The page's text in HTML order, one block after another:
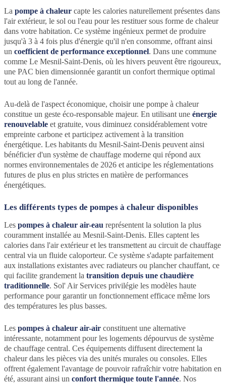
La pompe à chaleur capte les calories naturellement présentes dans
l'air extérieur, le sol ou l'eau pour les restituer sous forme de chaleur
dans votre habitation. Ce système ingénieux permet de produire
jusqu'à 3 à 4 fois plus d'énergie qu'il n'en consomme, offrant ainsi
un coefficient de performance exceptionnel. Dans une commune
comme Le Mesnil-Saint-Denis, où les hivers peuvent être rigoureux,
une PAC bien dimensionnée garantit un confort thermique optimal
tout au long de l'année.
Au-delà de l'aspect économique, choisir une pompe à chaleur
constitue un geste éco-responsable majeur. En utilisant une énergie
renouvelable et gratuite, vous diminuez considérablement votre
empreinte carbone et participez activement à la transition
énergétique. Les habitants du Mesnil-Saint-Denis peuvent ainsi
bénéficier d'un système de chauffage moderne qui répond aux
normes environnementales de 2026 et anticipe les réglementations
futures de plus en plus strictes en matière de performances
énergétiques.
Les différents types de pompes à chaleur disponibles
Les pompes à chaleur air-eau représentent la solution la plus
couramment installée au Mesnil-Saint-Denis. Elles captent les
calories dans l'air extérieur et les transmettent au circuit de chauffage
central via un fluide caloporteur. Ce système s'adapte parfaitement
aux installations existantes avec radiateurs ou plancher chauffant, ce
qui facilite grandement la transition depuis une chaudière
traditionnelle. Sol' Air Services privilégie les modèles haute
performance pour garantir un fonctionnement efficace même lors
des températures les plus basses.
Les pompes à chaleur air-air constituent une alternative
intéressante, notamment pour les logements dépourvus de système
de chauffage central. Ces équipements diffusent directement la
chaleur dans les pièces via des unités murales ou consoles. Elles
offrent également l'avantage de pouvoir rafraîchir votre habitation en
été, assurant ainsi un confort thermique toute l'année. Nos